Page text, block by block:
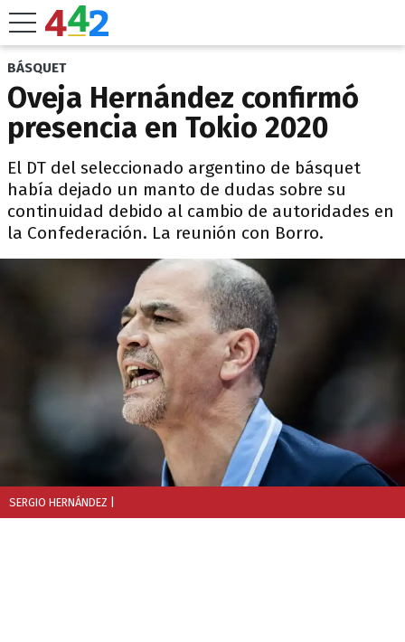
BÁSQUET
Oveja Hernández confirmó
presencia en Tokio 2020
El DT del seleccionado argentino de básquet
había dejado un manto de dudas sobre su
continuidad debido al cambio de autoridades en
la Confederación. La reunión con Borro.
SERGIO HERNÁNDEZ